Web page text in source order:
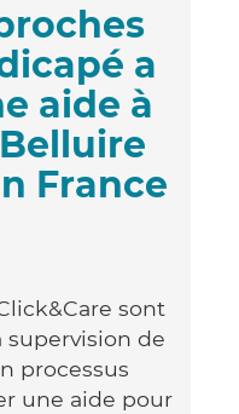
a
aide à
France
sont
supervision de
processus
une aide pour